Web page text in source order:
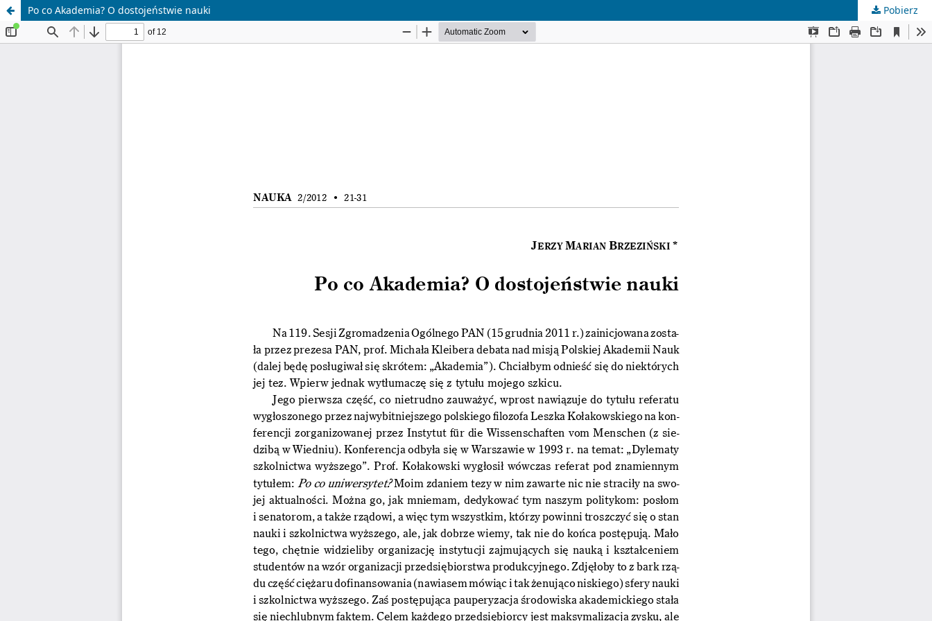
Po co Akademia? O dostojeństwie nauki Pobierz